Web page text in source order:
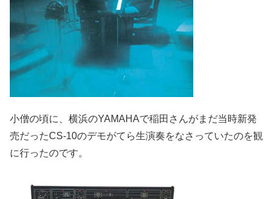
小僧の頃に、横浜のYAMAHAで稲田さんがまだ当時新発
売だったCS-10のデモがてら生演奏をなさっていたのを観
に行ったのです。